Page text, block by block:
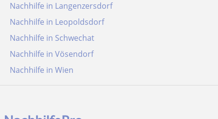
Nachhilfe in Langenzersdorf
Nachhilfe in Leopoldsdorf
Nachhilfe in Schwechat
Nachhilfe in Vösendorf
Nachhilfe in Wien